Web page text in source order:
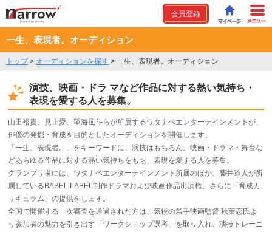
会員登録
一生、表現者。オーディション
トップ> オーディションを探す > 一生、表現者。オーディション
演技、映画・ドラ マなど作品に対する熱い気持ち・
表現を愛する人を募集。
山田裕貴、見上愛、望海風斗らが所属するワタナベエンターテインメントが、
俳優の発掘・育成を目的としたオーディションを開催します。
「一生、表現者。」をキーワードに、演技はもちろん、映画・ドラマ・舞台な
どあらゆる作品に対する熱い気持ちをもち、表現を愛する人を募集。
グランプリ者には、ワタナベエンターテインメント所属のほか、藤井道人が所
属しているBABEL LABEL制作ドラマおよび映画作品出演権、さらに「育成カ
リキュラム」の提供をします。
全国で開催する一次審査を通過された方は、気鋭の若手映画監督 秋葉恋氏よ
り参加者の魅力を引き出す「ワークショップ選考」を取り入れ、演技トレーニ